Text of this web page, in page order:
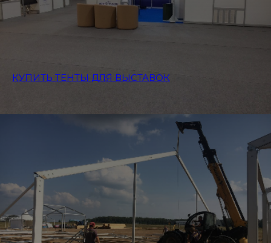
КУПИТЬ ТЕНТЫ ДЛЯ ВЫСТАВОК